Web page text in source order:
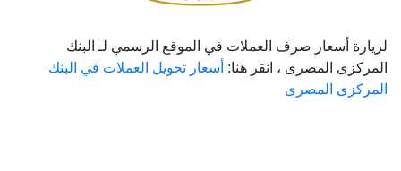
لزيارة أسعار صرف العملات في الموقع الرسمي لـ البنك
المركزى المصرى ، انقر هنا: أسعار تحويل العملات في البنك
المركزى المصرى